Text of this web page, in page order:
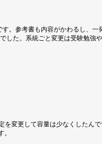
。参考書も内容がかわるし、一
した。系統ごと変更は受験勉強
変更して容量は少なくしたん